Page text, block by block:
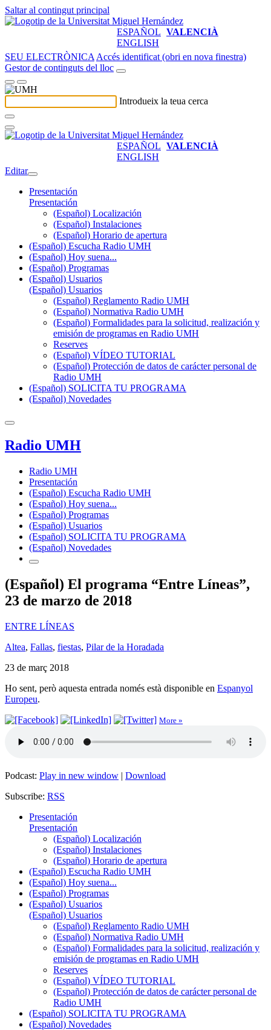
Saltar al contingut principal
ESPAÑOL VALENCIÀ
ENGLISH
SEU ELECTRÒNICA Accés identificat (obri en nova finestra)
Gestor de continguts del lloc
Introdueix la teua cerca
ESPAÑOL VALENCIÀ
ENGLISH
Editar
Presentación
Presentación
(Español) Localización
(Español) Instalaciones
(Español) Horario de apertura
(Español) Escucha Radio UMH
(Español) Hoy suena...
(Español) Programas
(Español) Usuarios
(Español) Usuarios
(Español) Reglamento Radio UMH
(Español) Normativa Radio UMH
(Español) Formalidades para la solicitud, realización y
emisión de programas en Radio UMH
Reserves
(Español) VÍDEO TUTORIAL
(Español) Protección de datos de carácter personal de
Radio UMH
(Español) SOLICITA TU PROGRAMA
(Español) Novedades
Radio UMH
Radio UMH
Presentación
(Español) Escucha Radio UMH
(Español) Hoy suena...
(Español) Programas
(Español) Usuarios
(Español) SOLICITA TU PROGRAMA
(Español) Novedades
(Español) El programa “Entre Líneas”,
23 de marzo de 2018
ENTRE LÍNEAS
Altea, Fallas, fiestas, Pilar de la Horadada
23 de març 2018
Ho sent, però aquesta entrada només està disponible en Espanyol
Europeu.
More »
Podcast: Play in new window | Download
Subscribe: RSS
Presentación
Presentación
(Español) Localización
(Español) Instalaciones
(Español) Horario de apertura
(Español) Escucha Radio UMH
(Español) Hoy suena...
(Español) Programas
(Español) Usuarios
(Español) Usuarios
(Español) Reglamento Radio UMH
(Español) Normativa Radio UMH
(Español) Formalidades para la solicitud, realización y
emisión de programas en Radio UMH
Reserves
(Español) VÍDEO TUTORIAL
(Español) Protección de datos de carácter personal de
Radio UMH
(Español) SOLICITA TU PROGRAMA
(Español) Novedades